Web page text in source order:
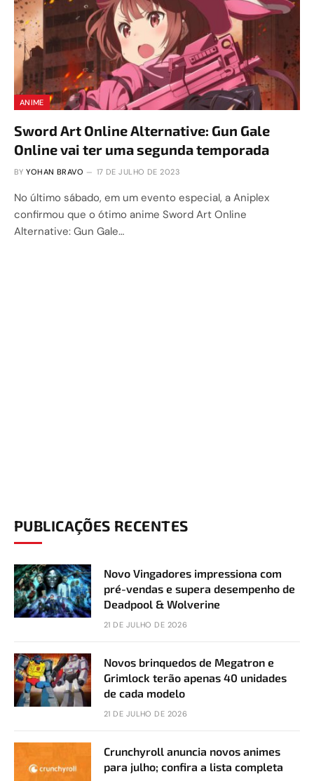
ANIME
Sword Art Online Alternative: Gun Gale
Online vai ter uma segunda temporada
BY YOHAN BRAVO 17 DE JULHO DE 2023
No último sábado, em um evento especial, a Aniplex
confirmou que o ótimo anime Sword Art Online
Alternative: Gun Gale…
PUBLICAÇÕES RECENTES
Novo Vingadores impressiona com
pré-vendas e supera desempenho de
Deadpool & Wolverine
21 DE JULHO DE 2026
Novos brinquedos de Megatron e
Grimlock terão apenas 40 unidades
de cada modelo
21 DE JULHO DE 2026
Crunchyroll anuncia novos animes
para julho; confira a lista completa